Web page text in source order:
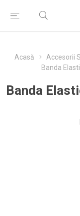
Acasă Accesorii
Banda
Banda